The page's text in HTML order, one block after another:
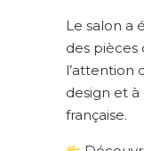
Le salon a
des pièces
l’attention
design et
française.